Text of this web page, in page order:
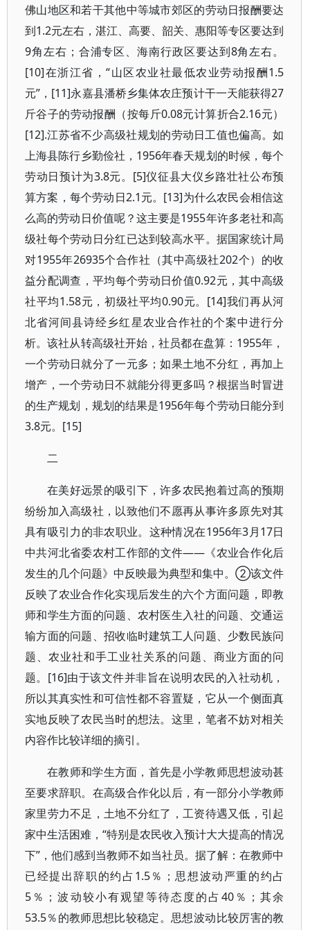
佛山地区和若干其他中等城市郊区的劳动日报酬要达
到1.2元左右，湛江、高要、韶关、惠阳等专区要达到
9角左右；合浦专区、海南行政区要达到8角左右。
[10]在浙江省，“山区农业社最低农业劳动报酬1.5
元”，[11]永嘉县潘桥乡集体农庄预计干一天能获得27
斤谷子的劳动报酬（按每斤0.08元计算折合2.16元）
[12].江苏省不少高级社规划的劳动日工值也偏高。如
上海县陈行乡勤俭社，1956年春天规划的时候，每个
劳动日预计为3.8元。[5]仪征县大仪乡路壮社公布预
算方案，每个劳动日2.1元。[13]为什么农民会相信这
么高的劳动日价值呢？这主要是1955年许多老社和高
级社每个劳动日分红已达到较高水平。据国家统计局
对1955年26935个合作社（其中高级社202个）的收
益分配调查，平均每个劳动日价值0.92元，其中高级
社平均1.58元，初级社平均0.90元。[14]我们再从河
北省河间县诗经乡红星农业合作社的个案中进行分
析。该社从转高级社开始，社员都在盘算：1955年，
一个劳动日就分了一元多；如果土地不分红，再加上
增产，一个劳动日不就能分得更多吗？根据当时冒进
的生产规划，规划的结果是1956年每个劳动日能分到
3.8元。[15]
二
在美好远景的吸引下，许多农民抱着过高的预期
纷纷加入高级社，以致他们不愿再从事许多原先对其
具有吸引力的非农职业。这种情况在1956年3月17日
中共河北省委农村工作部的文件——《农业合作化后
发生的几个问题》中反映最为典型和集中。②该文件
反映了农业合作化实现后发生的六个方面问题，即教
师和学生方面的问题、农村医生入社的问题、交通运
输方面的问题、招收临时建筑工人问题、少数民族问
题、农业社和手工业社关系的问题、商业方面的问
题。[16]由于该文件并非旨在说明农民的入社动机，
所以其真实性和可信性都不容置疑，它从一个侧面真
实地反映了农民当时的想法。这里，笔者不妨对相关
内容作比较详细的摘引。
在教师和学生方面，首先是小学教师思想波动甚
至要求辞职。在高级合作化以后，有一部分小学教师
家里劳力不足，土地不分红了，工资待遇又低，引起
家中生活困难，“特别是农民收入预计大大提高的情况
下”，他们感到当教师不如当社员。据了解：在教师中
已经提出辞职的约占1.5％；思想波动严重的约占
5％；波动较小有观望等待态度的占40％；其余
53.5％的教师思想比较稳定。思想波动比较厉害的教